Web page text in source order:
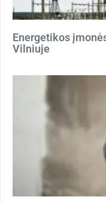
Energetikos
Vilniuje